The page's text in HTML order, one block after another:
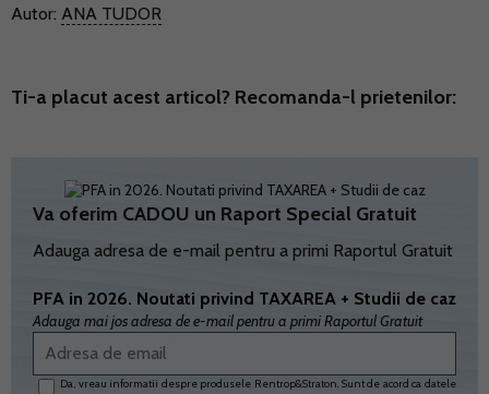
Autor: ANA TUDOR
Ti-a placut acest articol? Recomanda-l prietenilor:
Va oferim CADOU un Raport Special Gratuit
Adauga adresa de e-mail pentru a primi Raportul Gratuit
PFA in 2026. Noutati privind TAXAREA + Studii de caz
Adauga mai jos adresa de e-mail pentru a primi Raportul Gratuit
Da, vreau informatii despre produsele Rentrop&Straton. Sunt de acord ca datele